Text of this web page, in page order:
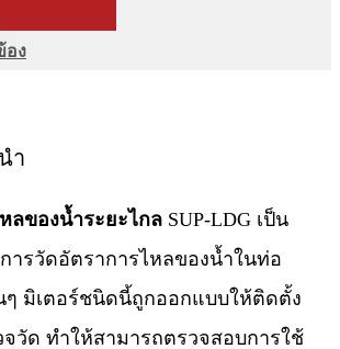
อง
ำ
ลของน้ำระยะไกล SUP-LDG เป็น
ารวัดอัตราการไหลของน้ำในท่อ
ๆ มิเตอร์ชนิดนี้ถูกออกแบบให้ติดตั้ง
วัด ทำให้สามารถตรวจสอบการใช้